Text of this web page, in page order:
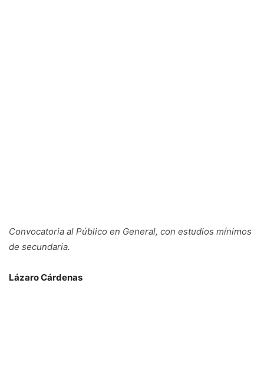
Convocatoria al Público en General, con estudios mínimos
de secundaria.
Lázaro Cárdenas